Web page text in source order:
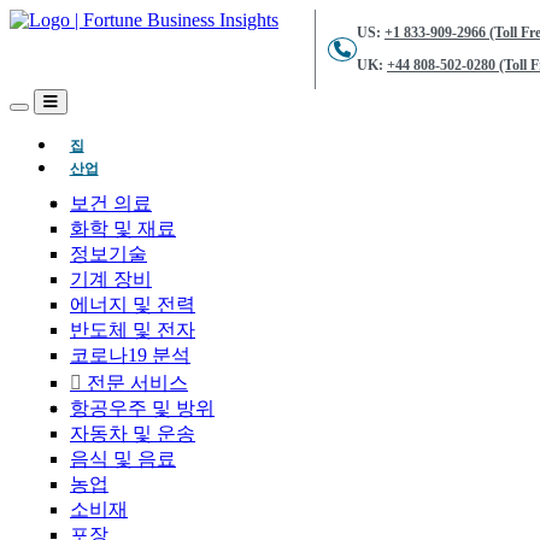
US: +1 833-909-2966 (Toll
UK: +44 808-502-0280 (Toll
집(현재의)
산업
보건 의료
화학 및 재료
정보기술
기계 장비
에너지 및 전력
반도체 및 전자
코로나19 분석
전문 서비스
항공우주 및 방위
자동차 및 운송
음식 및 음료
농업
소비재
포장